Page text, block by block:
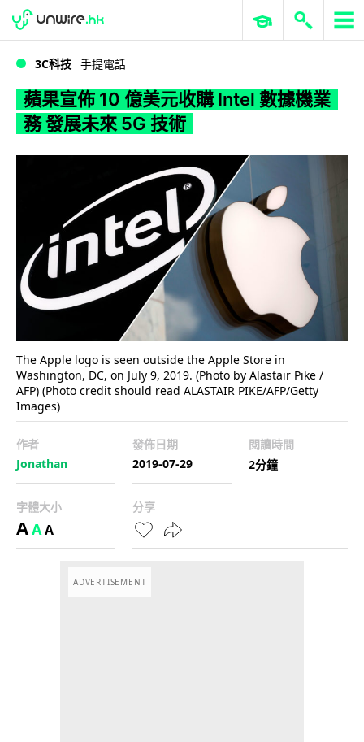
WWDC 2026 ERP 與商業 AI
3C科技 手提電話
蘋果宣佈 10 億美元收購 Intel 數據機業
務 發展未來 5G 技術
The Apple logo is seen outside the Apple Store in
Washington, DC, on July 9, 2019. (Photo by Alastair Pike /
AFP) (Photo credit should read ALASTAIR PIKE/AFP/Getty
Images)
作者
Jonathan
發佈日期
2019-07-29
閱讀時間
2分鐘
字體大小
AAA
分享
ADVERTISEMENT